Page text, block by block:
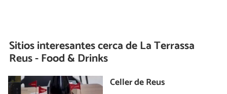
Sitios interesantes cerca deLa Terrassa
Reus - Food & Drinks
Celler de Reus